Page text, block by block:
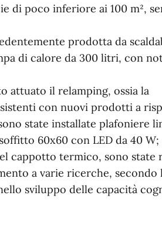
di poco inferiore ai 100 m²,
prodotta da
di calore da 300 litri, con
attuato il relamping, ossia la
con nuovi prodotti a
state installate plafoniere
60x60 con LED da 40 W;
cappotto termico, sono state
a varie ricerche, secondo
sviluppo delle capacità